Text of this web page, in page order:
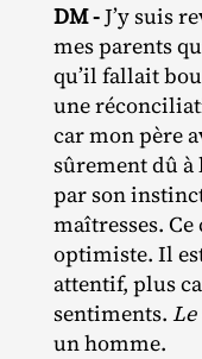
DM -J’y suis
mes parents
qu’il fallait
une
car mon père
sûrement dû à
par son
maîtresses.
optimiste. Il
attentif, plus
sentiments.
un homme.